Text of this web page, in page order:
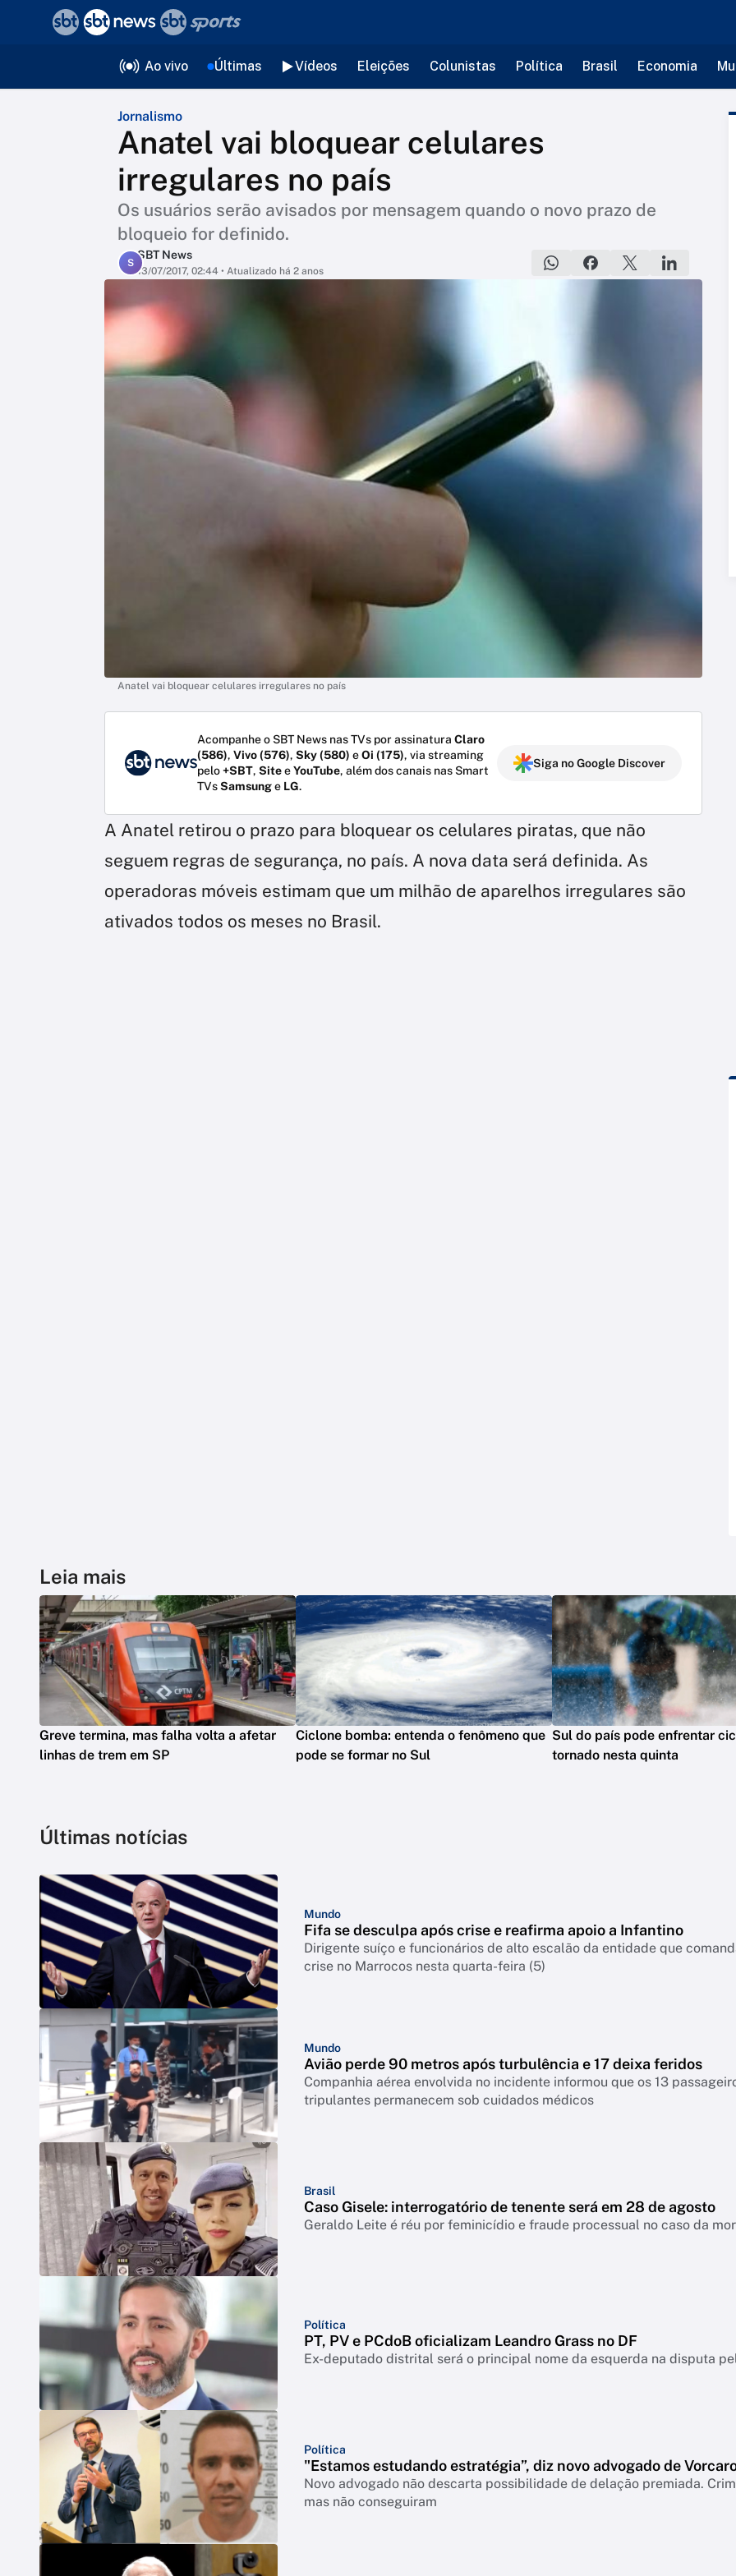
Ao vivo Últimas Vídeos Eleições Colunistas Política Brasil Economia
Jornalismo
Anatel vai bloquear celulares
irregulares no país
Os usuários serão avisados por mensagem quando o novo prazo de
bloqueio for definido.
S
SBT News
13/07/2017, 02:44 • Atualizado há 2 anos
Anatel vai bloquear celulares irregulares no país
Acompanhe o SBT News nas TVs por assinatura Claro
(586), Vivo (576), Sky (580) eOi (175), via streaming
pelo+SBT, SiteeYouTube, além dos canais nas Smart
TVsSamsunge LG.
Siga no Google Discover
A Anatel retirou o prazo para bloquear os celulares piratas, que não
seguem regras de segurança, no país. A nova data será definida. As
operadoras móveis estimam que um milhão de aparelhos irregulares são
ativados todos os meses no Brasil.
Leia mais
Greve termina, mas falha volta a afetar
linhas de trem em SP
Ciclone bomba: entenda o fenômeno que
pode se formar no Sul
Sul do país pode enfrentar
tornado nesta quinta
Últimas notícias
Mundo
Fifa se desculpa após crise e reafirma apoio a Infantino
Dirigente suíço e funcionários de alto escalão da entidade que
crise no Marrocos nesta quarta-feira (5)
Mundo
Avião perde 90 metros após turbulência e 17 deixa feridos
Companhia aérea envolvida no incidente informou que os 13
tripulantes permanecem sob cuidados médicos
Brasil
Caso Gisele: interrogatório de tenente será em 28 de agosto
Geraldo Leite é réu por feminicídio e fraude processual no caso da
Política
PT, PV e PCdoB oficializam Leandro Grass no DF
Ex-deputado distrital será o principal nome da esquerda na disputa
Política
"Estamos estudando estratégia”, diz novo advogado de
Novo advogado não descarta possibilidade de delação premiada.
mas não conseguiram
voltar
Editorias